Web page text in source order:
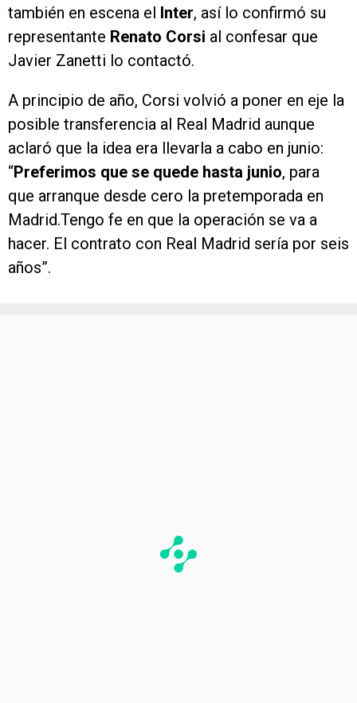
también en escena el
Inter, así lo confirmó su
representante Renato Corsi al confesar que
Javier Zanetti lo contactó.
A principio de año, Corsi volvió a poner en eje la
posible transferencia al Real Madrid aunque
aclaró que la idea era llevarla a cabo en junio:
“Preferimos que se quede hasta junio, para
que arranque desde cero la pretemporada en
Madrid.Tengo fe en que la operación se va a
hacer. El contrato con Real Madrid sería por seis
años”.